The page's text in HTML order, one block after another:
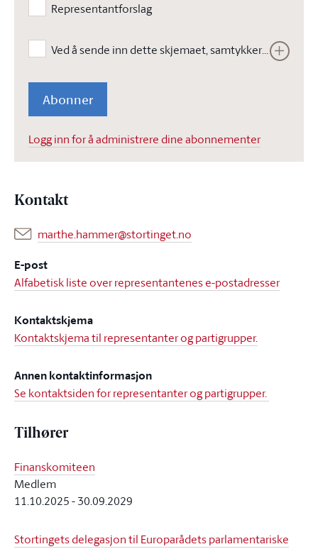
Representantforslag
Ved å sende inn dette skjemaet, samtykker jeg i at Stortinget kan lagre opplysningene jeg har gitt i skjemaet. Opplysningene vil ikke bli brukt til annet enn å kunne gjennomføre den bestilte tjenesten. Les vår
Abonner
Logg inn for å administrere dine abonnementer
Kontakt
marthe.hammer@stortinget.no
E-post
Alfabetisk liste over representantenes e-postadresser
Kontaktskjema
Kontaktskjema til representanter og partigrupper.
Annen kontaktinformasjon
Se kontaktsiden for representanter og partigrupper.
Tilhører
Finanskomiteen
Medlem
11.10.2025-30.09.2029
Stortingets delegasjon til Europarådets parlamentariske